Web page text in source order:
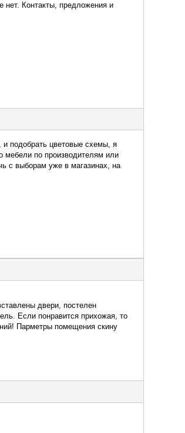
нет. Контакты, предложения и
и подобрать цветовые схемы, я
мебели по производителям или
с выборам уже в магазинах, на
двери, постелен
Если понравится прихожая, то
Парметры помещения скину